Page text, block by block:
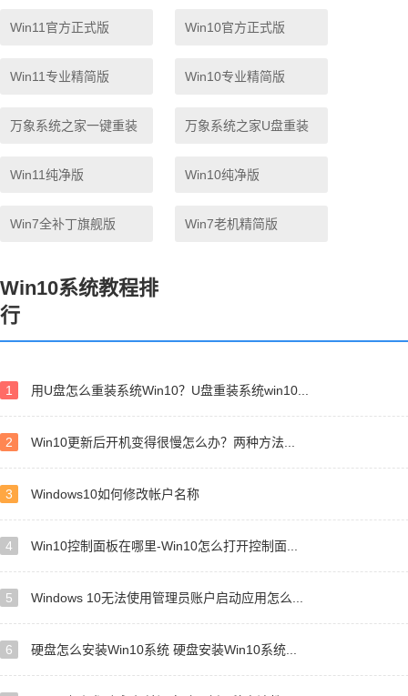
Win11官方正式版 Win10官方正式版
Win11专业精简版 Win10专业精简版
万象系统之家一键重装 万象系统之家U盘重装
Win11纯净版 Win10纯净版
Win7全补丁旗舰版 Win7老机精简版
Win10系统教程排
行
1 用U盘怎么重装系统Win10？U盘重装系统win10...
2 Win10更新后开机变得很慢怎么办？两种方法...
3 Windows10如何修改帐户名称
4 Win10控制面板在哪里-Win10怎么打开控制面...
5 Windows 10无法使用管理员账户启动应用怎么...
6 硬盘怎么安装Win10系统 硬盘安装Win10系统...